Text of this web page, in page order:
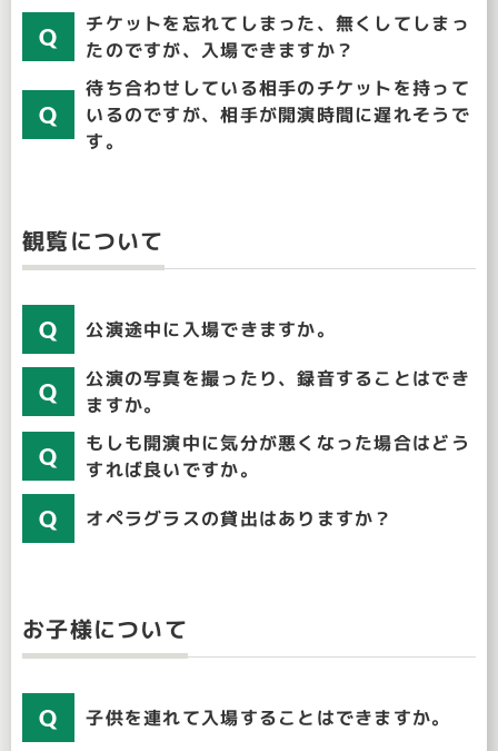
チケットを忘れてしまった、無くしてしまっ
たのですが、入場できますか？
待ち合わせしている相手のチケットを持って
いるのですが、相手が開演時間に遅れそうで
す。
観覧について
公演途中に入場できますか。
公演の写真を撮ったり、録音することはでき
ますか。
もしも開演中に気分が悪くなった場合はどう
すれば良いですか。
オペラグラスの貸出はありますか？
お子様について
子供を連れて入場することはできますか。